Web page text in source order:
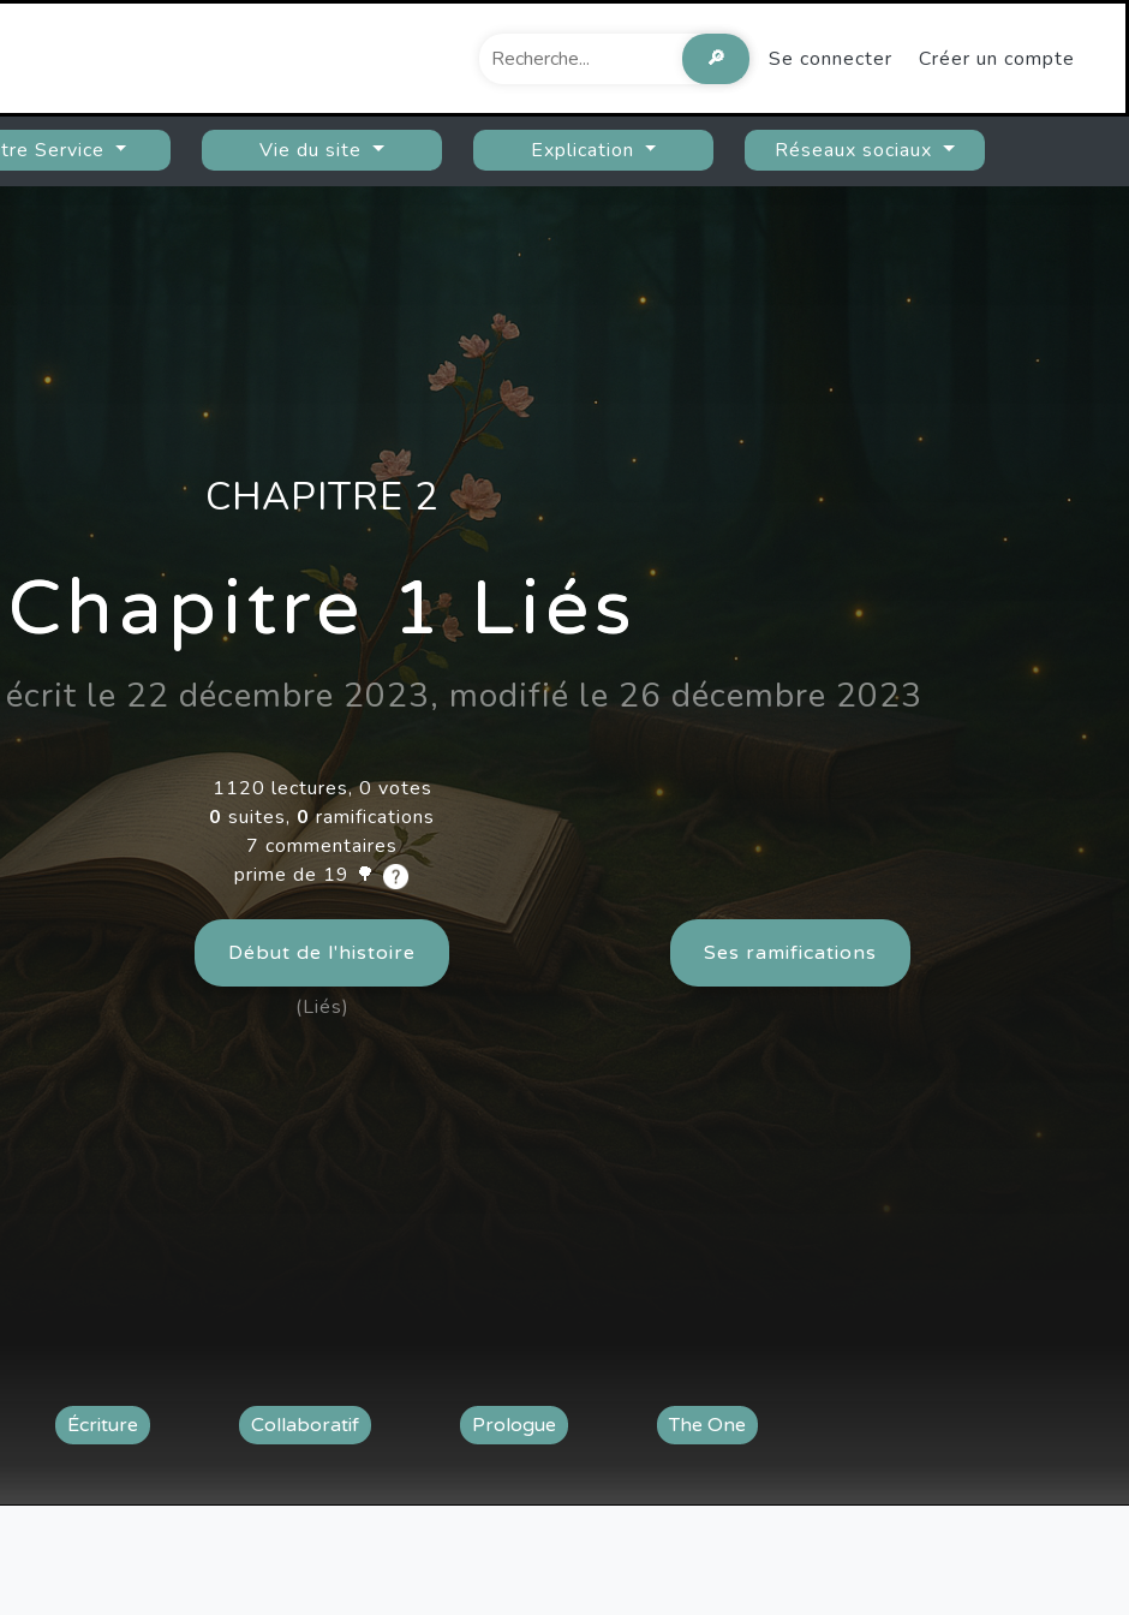
🔎 Se connecter Créer un compte
Service Vie du site Explication Réseaux sociaux
CHAPITRE 2
Chapitre 1 Liés
écrit le 22 décembre 2023, modifié le 26 décembre 2023
1120 lectures, 0 votes
0 suites, 0ramifications
7 commentaires
prime de 19 🌳
Début de l'histoire
(Liés)
Ses ramifications
Écriture Collaboratif Prologue The One